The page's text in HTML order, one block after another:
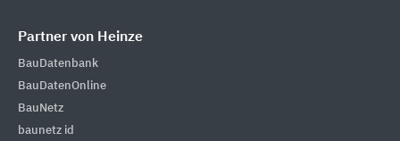
Partner von Heinze
BauDatenbank
BauDatenOnline
BauNetz
baunetz id